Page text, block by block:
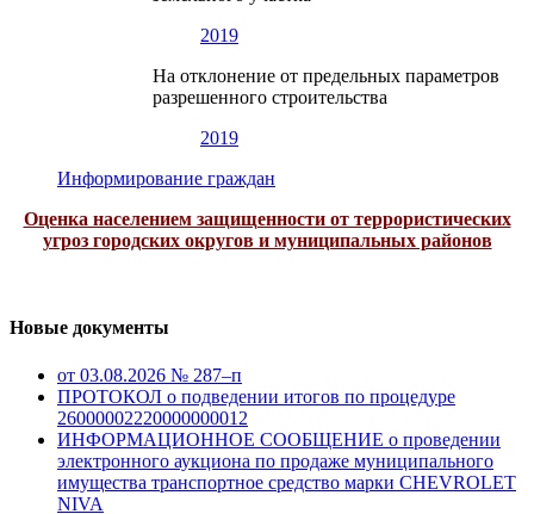
2019
На отклонение от предельных параметров
разрешенного строительства
2019
Информирование граждан
Оценка населением защищенности от террористических
угроз городских округов и муниципальных районов
Новые документы
от 03.08.2026 № 287–п
ПРОТОКОЛ о подведении итогов по процедуре
26000002220000000012
ИНФОРМАЦИОННОЕ СООБЩЕНИЕ о проведении
электронного аукциона по продаже муниципального
имущества транспортное средство марки CHEVROLET
NIVA